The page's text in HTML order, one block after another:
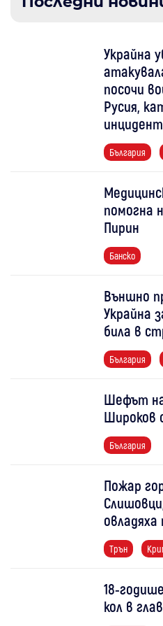
Украйна
посочи
Русия,
България
помогна
Пирин
Банско
Външно
Украйна
била в
България
Шефът
Широков
България
Пожар
Трън
18-
кол в